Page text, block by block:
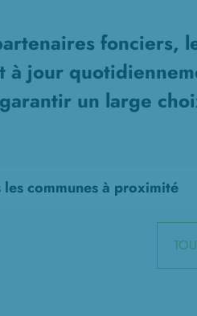
fonciers,
à jour
un large
communes à proximité